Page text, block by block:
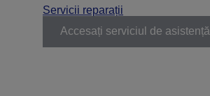
Servicii reparații
Accesați serviciul de asistență